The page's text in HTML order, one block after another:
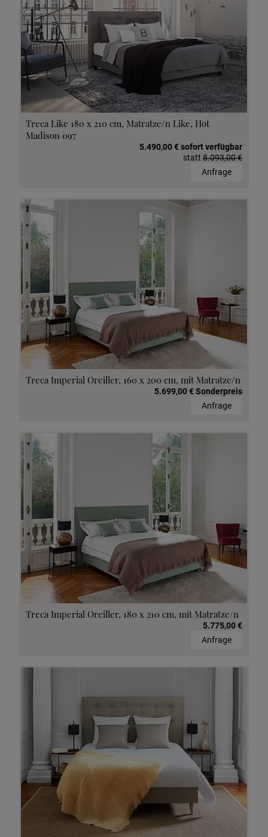
Treca Like 180 x 210 cm, Matratze/n Like, Hot
Madison 097
5.490,00 € sofort verfügbar
statt 8.093,00 €
Anfrage
Treca Imperial Oreiller, 160 x 200 cm, mit Matratze/n
5.699,00 € Sonderpreis
Anfrage
Treca Imperial Oreiller, 180 x 210 cm, mit Matratze/n
5.775,00 €
Anfrage